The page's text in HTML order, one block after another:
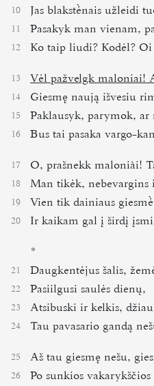
10 Jas blakstnais užleidi
11 Pasakyk man vienam,
12 Ko taip liudi? Kodėl? Oi
13 Vėl pažvelgk maloniai!
14 Giesmę naują išvesiu
15 Paklausyk, parymok, ar
16 Bus tai pasaka vargo-
17 O, prašnekk maloniài!
18 Man tikėk, nebevargins
19 Vien tik dainiaus
20 Ir kaikam gal į širdį
*
21 Daugkentėjus šalis,
22 Pasiilgusi saulės dienų,
23 Atsibuski ir kelkis,
24 Tau pavasario gandą
25 Aš tau giesmę nešu,
26 Po sunkios vakarykščios